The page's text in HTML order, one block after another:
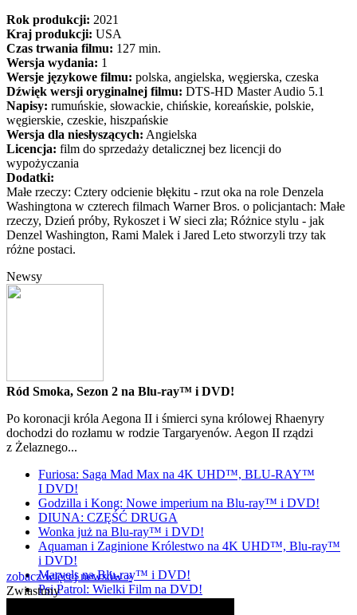
Rok produkcji: 2021
Kraj produkcji: USA
Czas trwania filmu: 127 min.
Wersja wydania: 1
Wersje językowe filmu: polska, angielska, węgierska, czeska
Dźwięk wersji oryginalnej filmu: DTS-HD Master Audio 5.1
Napisy: rumuńskie, słowackie, chińskie, koreańskie, polskie,
węgierskie, czeskie, hiszpańskie
Wersja dla niesłyszących: Angielska
Licencja: film do sprzedaży detalicznej bez licencji do
wypożyczania
Dodatki:
Małe rzeczy: Cztery odcienie błękitu - rzut oka na role Denzela
Washingtona w czterech filmach Warner Bros. o policjantach: Małe
rzeczy, Dzień próby, Rykoszet i W sieci zła; Różnice stylu - jak
Denzel Washington, Rami Malek i Jared Leto stworzyli trzy tak
różne postaci.
Newsy
Ród Smoka, Sezon 2 na Blu-ray™ i DVD!
Po koronacji króla Aegona II i śmierci syna królowej Rhaenyry
dochodzi do rozłamu w rodzie Targaryenów. Aegon II rządzi
z Żelaznego...
Furiosa: Saga Mad Max na 4K UHD™, BLU-RAY™
I DVD!
Godzilla i Kong: Nowe imperium na Blu-ray™ i DVD!
DIUNA: CZĘŚĆ DRUGA
Wonka już na Blu-ray™ i DVD!
Aquaman i Zaginione Królestwo na 4K UHD™, Blu-ray™
i DVD!
Marvels na Blu-ray™ i DVD!
Psi Patrol: Wielki Film na DVD!
zobacz więcej newsów »
Zwiastuny